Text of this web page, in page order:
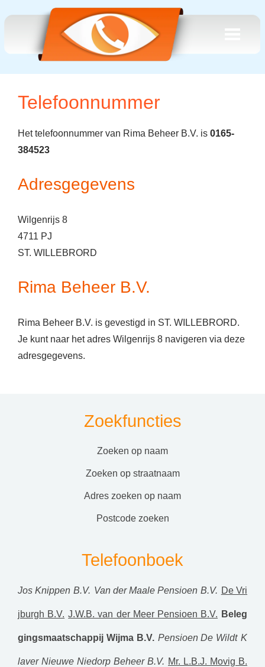
Telefoonnummer
Het telefoonnummer van Rima Beheer B.V. is 0165-
384523
Adresgegevens
Wilgenrijs 8
4711 PJ
ST. WILLEBRORD
Rima Beheer B.V.
Rima Beheer B.V. is gevestigd in ST. WILLEBRORD.
Je kunt naar het adres Wilgenrijs 8 navigeren via deze
adresgegevens.
Zoekfuncties
zoeken op naam
zoeken op straatnaam
adres zoeken op naam
postcode zoeken
Telefoonboek
Jos Knippen B.V. Van der Maale Pensioen B.V. De Vri
jburgh B.V. J.W.B. van der Meer Pensioen B.V. Beleg
gingsmaatschappij Wijma B.V. Pensioen De Wildt K
laver Nieuwe Niedorp Beheer B.V. Mr. L.B.J. Movig B.